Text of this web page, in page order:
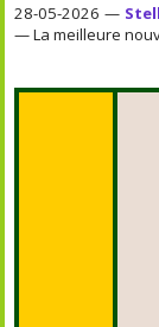
28-05-2026 —
— La meilleure